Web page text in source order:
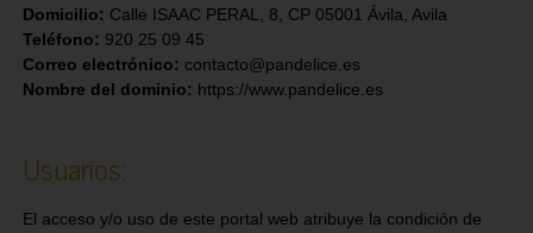
Domicilio: Calle ISAAC PERAL, 8, CP 05001 Ávila, Avila
Teléfono: 920 25 09 45
Correo electrónico: contacto@pandelice.es
Nombre del dominio: https://www.pandelice.es
Usuarios:
El acceso y/o uso de este portal web atribuye la condición de